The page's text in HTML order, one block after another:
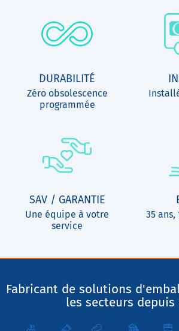
DURABILITÉ
Zéro obsolescence
programmée
SAV / GARANTIE
Une équipe à votre
service
35 ans,
Fabricant de solutions
les secteurs depuis